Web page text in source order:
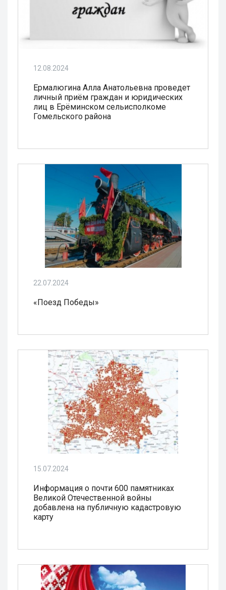
12.08.2024
Ермалюгина Алла Анатольевна проведет
личный приём граждан и юридических
лиц в Ерёминском сельисполкоме
Гомельского района
22.07.2024
«Поезд Победы»
15.07.2024
Информация о почти 600 памятниках
Великой Отечественной войны
добавлена на публичную кадастровую
карту